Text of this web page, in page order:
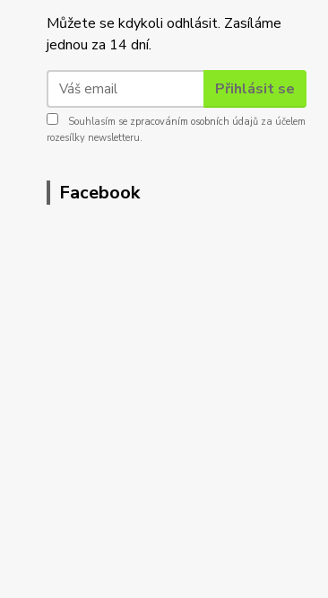
Můžete se kdykoli odhlásit. Zasíláme
jednou za 14 dní.
Přihlásit se
Souhlasím se zpracováním osobních údajů za účelem
rozesílky newsletteru.
Facebook